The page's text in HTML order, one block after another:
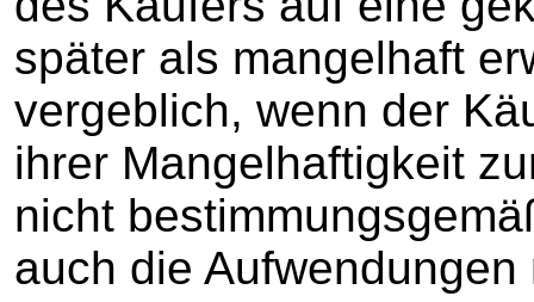
später als mangelhaft
vergeblich, wenn der
ihrer Mangelhaftigkeit
nicht
auch die